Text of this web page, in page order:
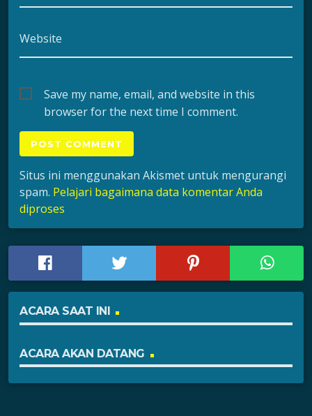
Website
Save my name, email, and website in this
browser for the next time I comment.
Situs ini menggunakan Akismet untuk mengurangi
spam. Pelajari bagaimana data komentar Anda
diproses
ACARA SAAT INI
ACARA AKAN DATANG